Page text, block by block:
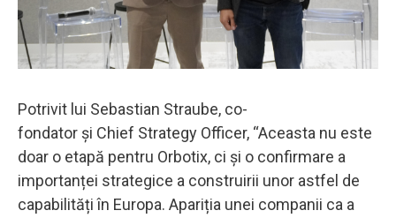
Potrivit lui Sebastian Straube, co-
fondator și Chief Strategy Officer, “Aceasta nu este
doar o etapă pentru Orbotix, ci și o confirmare a
importanței strategice a construirii unor astfel de
capabilități în Europa. Apariția unei companii ca a